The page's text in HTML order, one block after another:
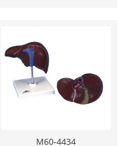
M60-4434